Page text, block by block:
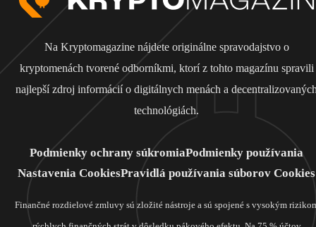
Na Kryptomagazine nájdete originálne spravodajstvo o
kryptomenách tvorené odborníkmi, ktorí z tohto magazínu spravili
najlepší zdroj informácií o digitálnych menách a
technológiách.
Podmienky ochrany súkromiaPodmienky používania
Nastavenia CookiesPravidlá používania súborov Cookies
Finančné rozdielové zmluvy sú zložité nástroje a sú spojené s vysokým